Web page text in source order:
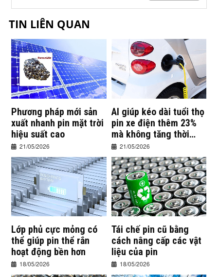
TIN LIÊN QUAN
Phương pháp mới sản
xuất nhanh pin mặt trời
hiệu suất cao
21/05/2026
AI giúp kéo dài tuổi thọ
pin xe điện thêm 23%
mà không tăng thời
gian sạc
21/05/2026
Lớp phủ cực mỏng có
thể giúp pin thể rắn
hoạt động bền hơn
18/05/2026
Tái chế pin cũ bằng
cách nâng cấp các vật
liệu của pin
18/05/2026